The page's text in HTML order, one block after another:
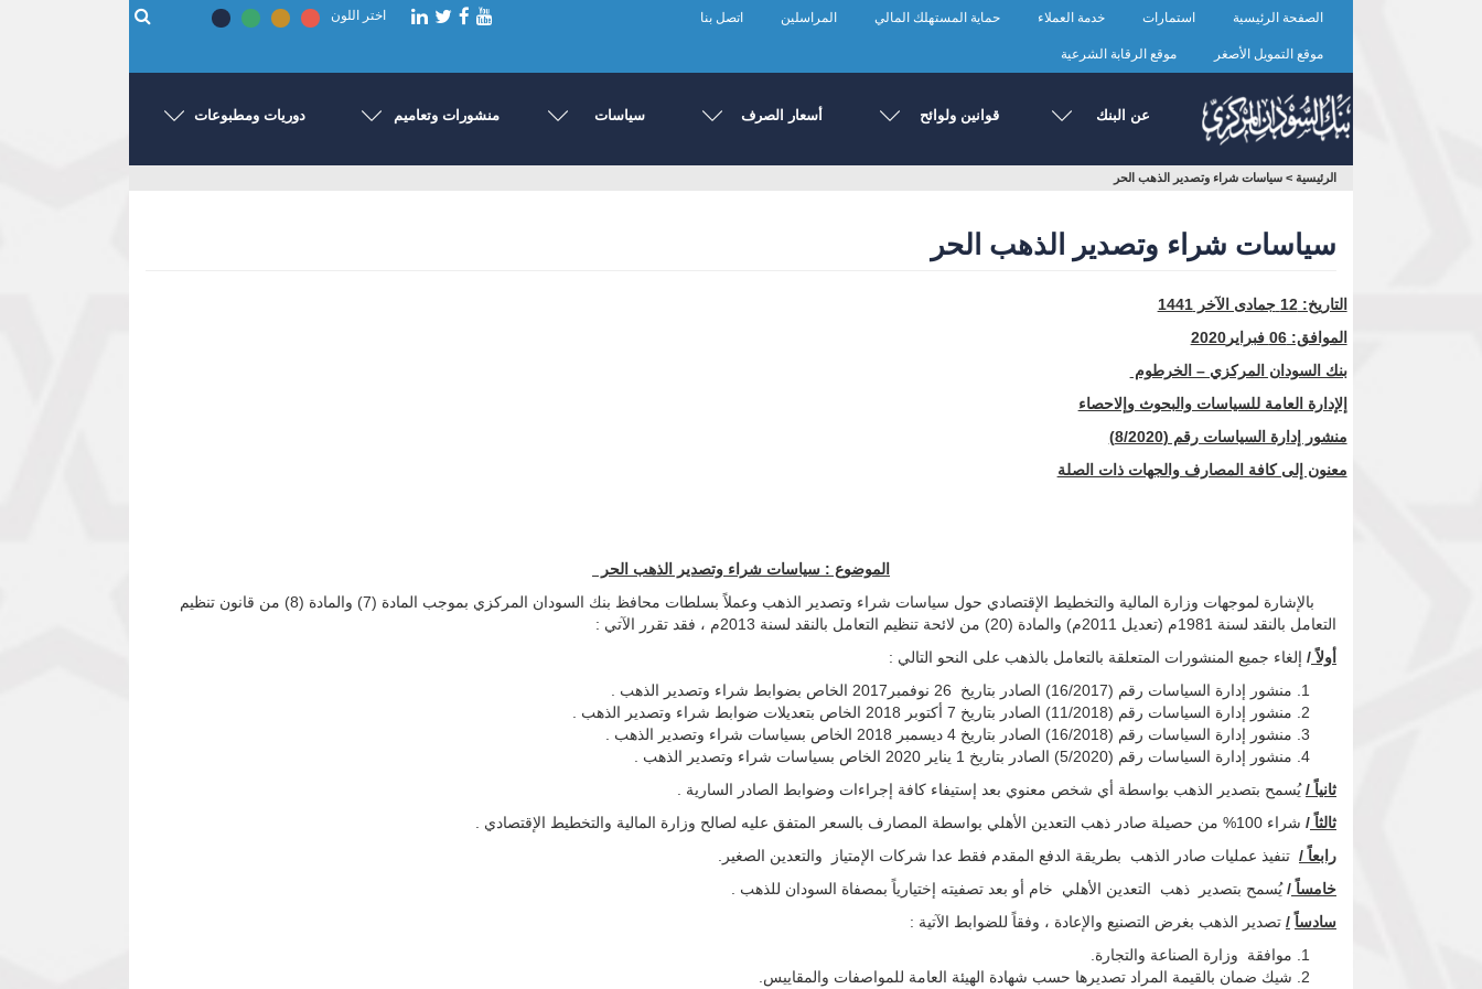
الصفحة الرئيسية استمارات خدمة العملاء حماية المستهلك المالي المراسلين اتصل بنا
موقع التمويل الأصغر موقع الرقابة الشرعية
اختر اللون
عن البنك قوانين ولوائح أسعار الصرف سياسات منشورات وتعاميم دوريات ومطبوعات
أنت
الرئيسية > سياسات شراء وتصدير الذهب الحر
سياسات شراء وتصدير الذهب الحر
التاريخ:12 جمادى الآخر 1441
الموافق: 06
فبراير2020
بنك السودان المركزي – الخرطوم
إلإدارة العامة للسياسات والبحوث وإلاحصاء
منشور إدارة السياسات رقم (8/2020)
معنون إلى كافة المصارف والجهات ذات الصلة
الموضوع : سياسات شراء وتصدير الذهب الحر
بالإشارة لموجهات وزارة المالية والتخطيط الإقتصادي حول سياسات شراء وتصدير الذهب وعملاً بسلطات محافظ بنك السودان المركزي بموجب المادة (7) والمادة (8) من قانون تنظيم
التعامل بالنقد لسنة 1981م (تعديل 2011م) والمادة (20) من لائحة تنظيم التعامل بالنقد لسنة 2013م ، فقد تقرر الآتي :
أولاً/ إلغاء جميع المنشورات المتعلقة بالتعامل بالذهب على النحو التالي :
منشور إدارة السياسات رقم (16/2017) الصادر بتاريخ 26 نوفمبر2017 الخاص بضوابط شراء وتصدير الذهب .
منشور إدارة السياسات رقم (11/2018) الصادر بتاريخ 7 أكتوبر 2018 الخاص بتعديلات ضوابط شراء وتصدير الذهب .
منشور إدارة السياسات رقم (16/2018) الصادر بتاريخ 4 ديسمبر 2018 الخاص بسياسات شراء وتصدير الذهب .
منشور إدارة السياسات رقم (5/2020) الصادر بتاريخ 1 يناير 2020 الخاص بسياسات شراء وتصدير الذهب .
ثانياً /يُسمح بتصدير الذهب بواسطة أي شخص معنوي بعد إستيفاء كافة إجراءات وضوابط الصادر السارية .
ثالثاً / شراء 100% من حصيلة صادر ذهب التعدين الأهلي بواسطة المصارف بالسعر المتفق عليه لصالح وزارة المالية والتخطيط الإقتصادي .
رابعاً / تنفيذ عمليات صادر الذهب بطريقة الدفع المقدم فقط عدا شركات الإمتياز والتعدين الصغير.
خامساً /يُسمح بتصدير ذهب التعدين الأهلي خام أو بعد تصفيته إختيارياً بمصفاة السودان للذهب .
سادساً / تصدير الذهب بغرض التصنيع والإعادة ، وفقاً للضوابط الآتية :
موافقة وزارة الصناعة والتجارة.
شيك ضمان بالقيمة المراد تصديرها حسب شهادة الهيئة العامة للمواصفات والمقاييس.